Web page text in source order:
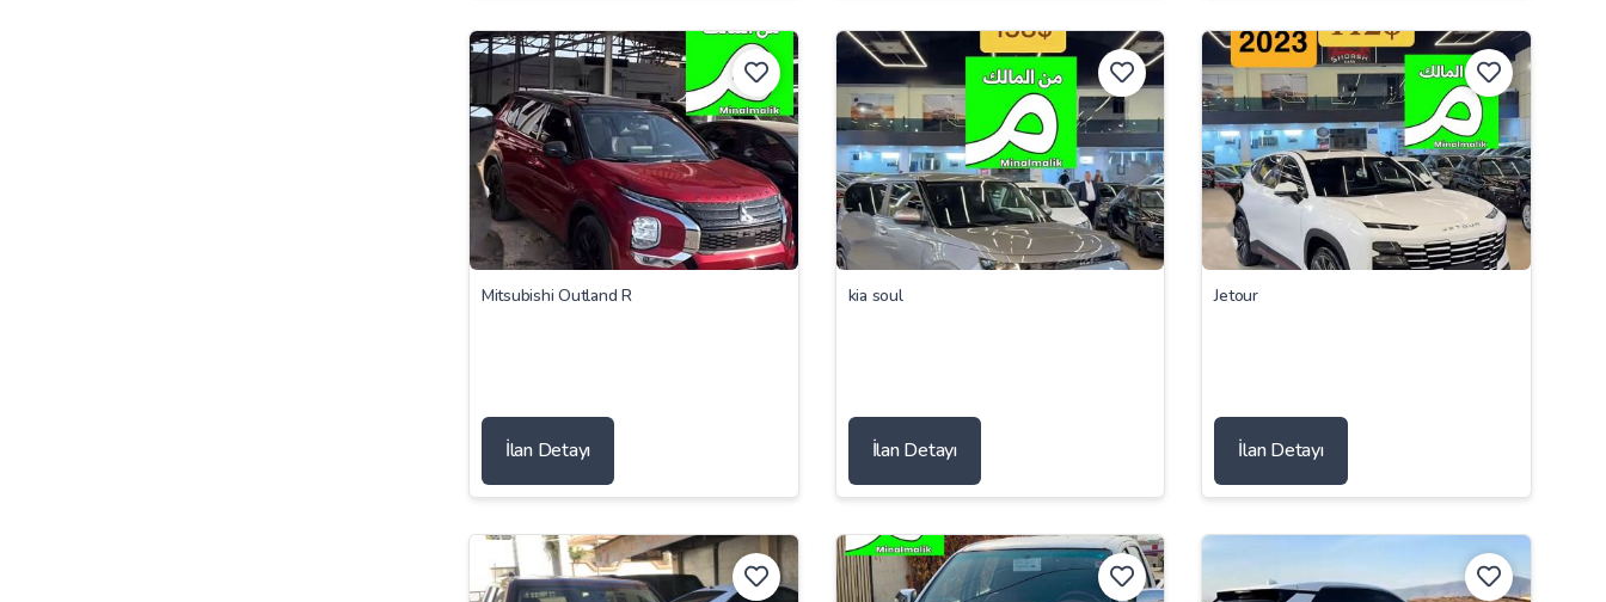
Mitsubishi Outland R
İlan Detayı
kia soul
İlan Detayı
Jetour
İlan Detayı